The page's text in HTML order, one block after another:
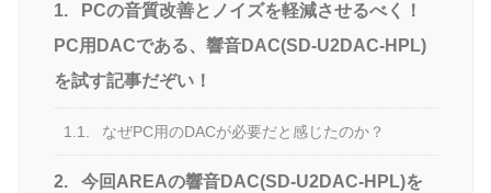
1.
PCの音質改善とノイズを軽減させるべく！
PC用DACである、響音DAC(SD-U2DAC-HPL)
を試す記事だぞい！
1.1. なぜPC用のDACが必要だと感じたのか？
2.
今回AREAの響音DAC(SD-U2DAC-HPL)を